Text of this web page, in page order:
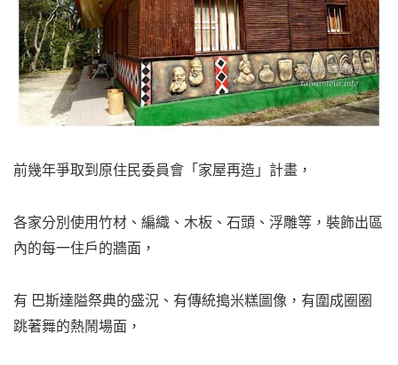
前幾年爭取到原住民委員會「家屋再造」計畫，
各家分別使用竹材、編織、木板、石頭、浮雕等，裝飾出區
內的每一住戶的牆面，
有 巴斯達隘祭典的盛況、有傳統搗米糕圖像，有圍成圈圈
跳著舞的熱鬧場面，